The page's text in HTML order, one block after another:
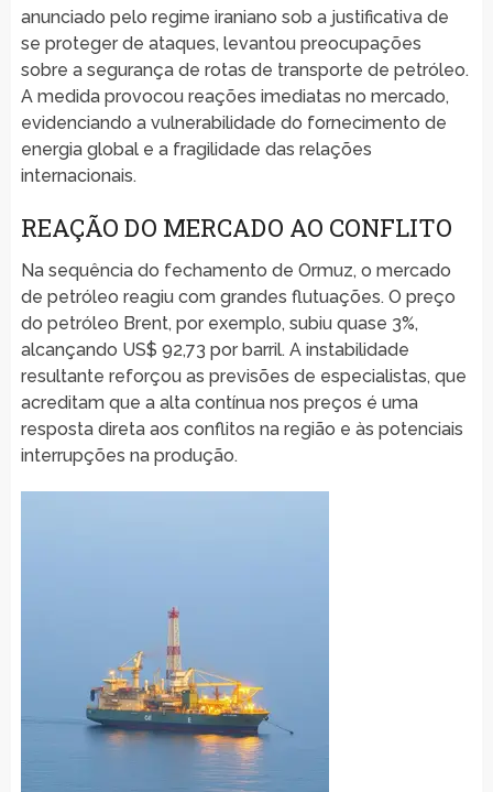
anunciado pelo regime iraniano sob a justificativa de
se proteger de ataques, levantou preocupações
sobre a segurança de rotas de transporte de petróleo.
A medida provocou reações imediatas no mercado,
evidenciando a vulnerabilidade do fornecimento de
energia global e a fragilidade das relações
internacionais.
REAÇÃO DO MERCADO AO CONFLITO
Na sequência do fechamento de Ormuz, o mercado
de petróleo reagiu com grandes flutuações. O preço
do petróleo Brent, por exemplo, subiu quase 3%,
alcançando US$ 92,73 por barril. A instabilidade
resultante reforçou as previsões de especialistas, que
acreditam que a alta contínua nos preços é uma
resposta direta aos conflitos na região e às potenciais
interrupções na produção.